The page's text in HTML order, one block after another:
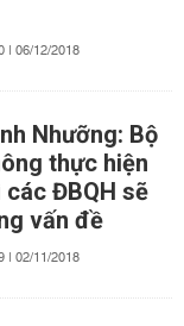
| 06/12/2018
Nhưỡng: Bộ
thực hiện
ĐBQH sẽ
vấn đề
| 02/11/2018